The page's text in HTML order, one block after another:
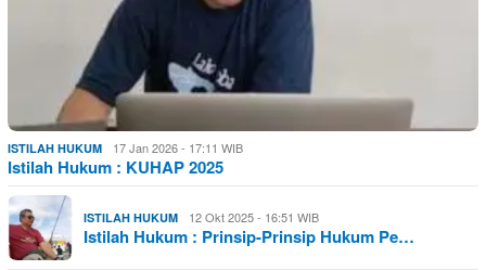
ISTILAH HUKUM 17 Jan 2026 - 17:11 WIB
Istilah Hukum : KUHAP 2025
ISTILAH HUKUM 12 Okt 2025 - 16:51 WIB
Istilah Hukum : Prinsip-Prinsip Hukum Pe…